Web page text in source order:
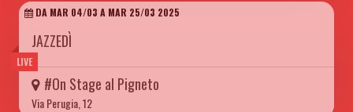
LIVE
DA MAR 04/03 A MAR 25/03 2025
JAZZEDÌ
#On Stage al Pigneto
Via Perugia, 12